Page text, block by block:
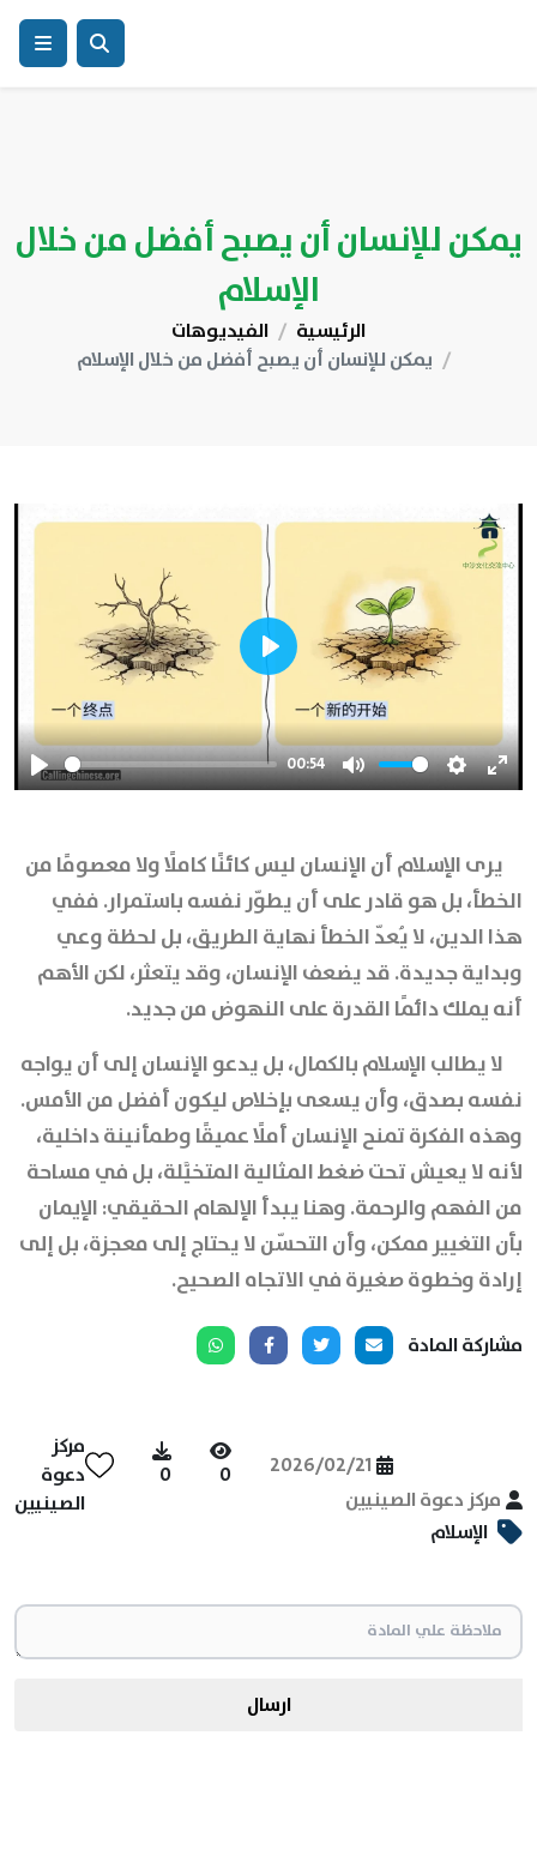
يمكن للإنسان أن يصبح أفضل من خلال
الإسلام
الرئيسية
الفيديوهات
يمكن للإنسان أن يصبح أفضل من خلال الإسلام
Play
00:54
Mute Settings
Play
يرى الإسلام أن الإنسان ليس كائنًا كاملًا ولا معصومًا من
الخطأ، بل هو قادر على أن يطوّر نفسه باستمرار. ففي
هذا الدين، لا يُعدّ الخطأ نهاية الطريق، بل لحظة وعي
وبداية جديدة. قد يضعف الإنسان، وقد يتعثر، لكن الأهم
أنه يملك دائمًا القدرة على النهوض من جديد.
لا يطالب الإسلام بالكمال، بل يدعو الإنسان إلى أن يواجه
نفسه بصدق، وأن يسعى بإخلاص ليكون أفضل من الأمس.
وهذه الفكرة تمنح الإنسان أملًا عميقًا وطمأنينة داخلية،
لأنه لا يعيش تحت ضغط المثالية المتخيَّلة، بل في مساحة
من الفهم والرحمة. وهنا يبدأ الإلهام الحقيقي: الإيمان
بأن التغيير ممكن، وأن التحسّن لا يحتاج إلى معجزة، بل إلى
إرادة وخطوة صغيرة في الاتجاه الصحيح.
مشاركة المادة
مركز دعوة الصينيين
2026/02/21
0
0
مركز
دعوة
الصينيين
الإسلام
ارسال